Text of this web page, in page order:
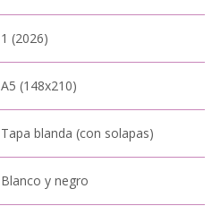
1 (2026)
A5 (148x210)
Tapa blanda (con solapas)
Blanco y negro